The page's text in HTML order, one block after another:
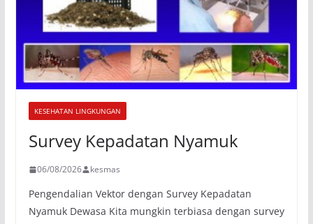
KESEHATAN LINGKUNGAN
Survey Kepadatan Nyamuk
06/08/2026 kesmas
Pengendalian Vektor dengan Survey Kepadatan
Nyamuk Dewasa Kita mungkin terbiasa dengan survey